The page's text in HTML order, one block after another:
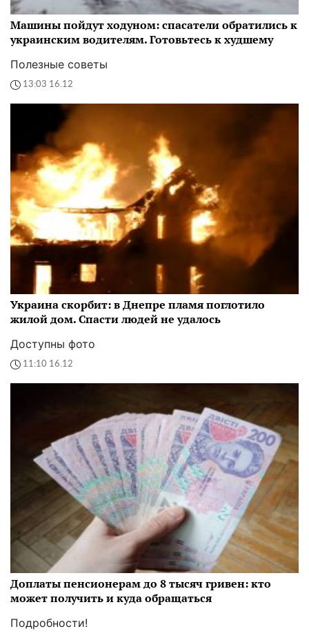
Машины пойдут ходуном: спасатели обратились к
украинским водителям. Готовьтесь к худшему
Полезные советы
13:03 16.12
Украина скорбит: в Днепре пламя поглотило
жилой дом. Спасти людей не удалось
Доступны фото
11:10 16.12
Доплаты пенсионерам до 8 тысяч гривен: кто
может получить и куда обращаться
Подробности!